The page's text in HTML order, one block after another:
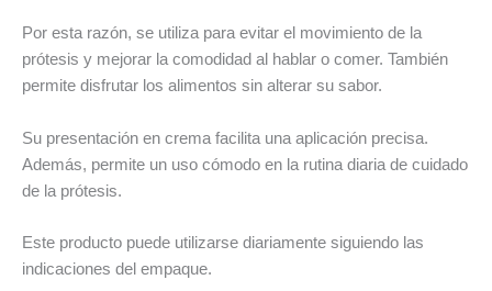
Por esta razón, se utiliza para evitar el movimiento de la
prótesis y mejorar la comodidad al hablar o comer. También
permite disfrutar los alimentos sin alterar su sabor.
Su presentación en crema facilita una aplicación precisa.
Además, permite un uso cómodo en la rutina diaria de cuidado
de la prótesis.
Este producto puede utilizarse diariamente siguiendo las
indicaciones del empaque.